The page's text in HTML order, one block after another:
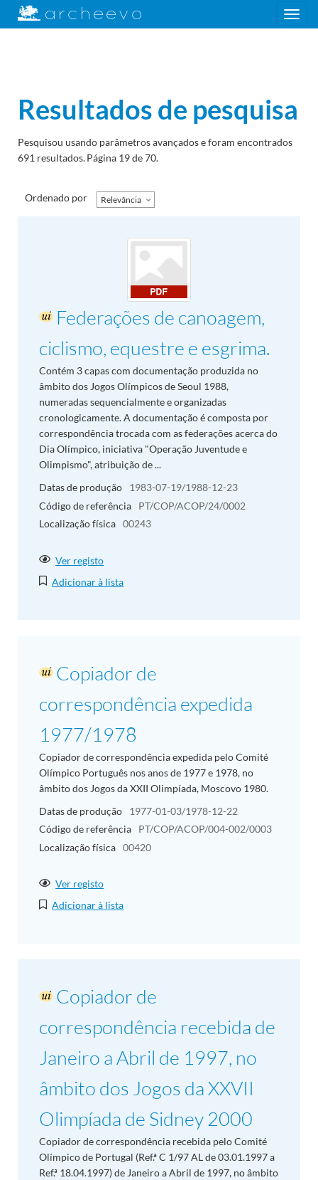
Toggle
navigation
Resultados de pesquisa
Pesquisou usando parâmetros avançados e foram encontrados
691 resultados.Página 19 de 70.
Ordenado por Relevância
Federações de canoagem,
ciclismo, equestre e esgrima.
Contém 3 capas com documentação produzida no
âmbito dos Jogos Olímpicos de Seoul 1988,
numeradas sequencialmente e organizadas
cronologicamente. A documentação é composta por
correspondência trocada com as federações acerca do
Dia Olímpico, iniciativa "Operação Juventude e
Olimpismo", atribuição de ...
Datas de produção
1983-07-19/1988-12-23
Código de referência
PT/COP/ACOP/24/0002
Localização física 00243
Ver registo
Adicionar à lista
Copiador de
correspondência expedida
1977/1978
Copiador de correspondência expedida pelo Comité
Olímpico Português nos anos de 1977 e 1978, no
âmbito dos Jogos da XXII Olimpíada, Moscovo 1980.
Datas de produção
1977-01-03/1978-12-22
Código de referência
PT/COP/ACOP/004-002/0003
Localização física 00420
Ver registo
Adicionar à lista
Copiador de
correspondência recebida de
Janeiro a Abril de 1997, no
âmbito dos Jogos da XXVII
Olimpíada de Sidney 2000
Copiador de correspondência recebida pelo Comité
Olímpico de Portugal (Ref.ª C 1/97 AL de 03.01.1997 a
Ref.ª 18.04.1997) de Janeiro a Abril de 1997, no âmbito